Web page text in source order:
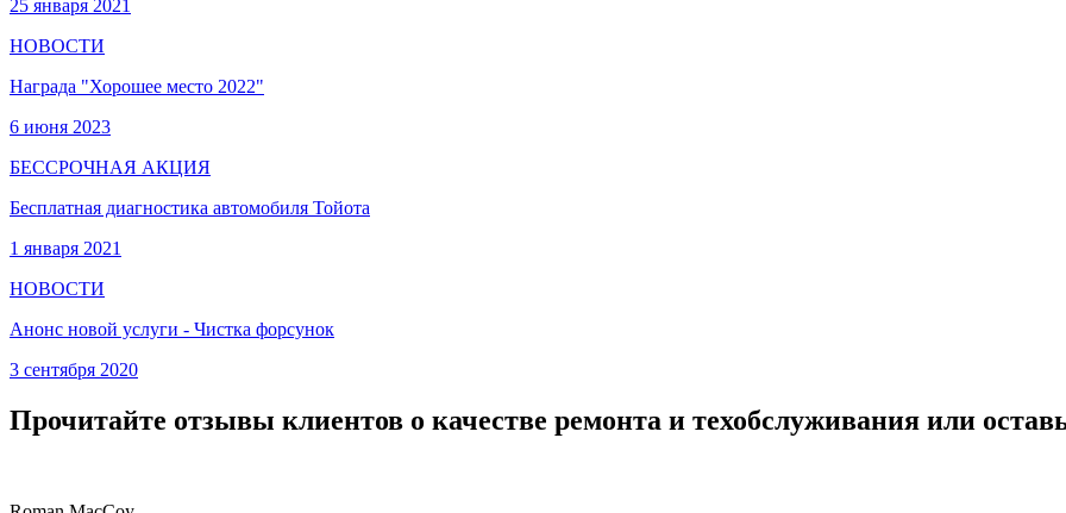
25 января 2021
НОВОСТИ
Награда "Хорошее место 2022"
6 июня 2023
БЕССРОЧНАЯ АКЦИЯ
Бесплатная диагностика автомобиля Тойота
1 января 2021
НОВОСТИ
Анонс новой услуги - Чистка форсунок
3 сентября 2020
Прочитайте отзывы клиентов о качестве ремонта и техобслуживания или